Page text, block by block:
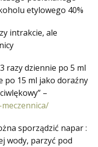
etylowego 40%
intrakcie, ale
razy dziennie po 5 ml
po 15 ml jako doraźny
–
sporządzić napar :
wody, parzyć pod